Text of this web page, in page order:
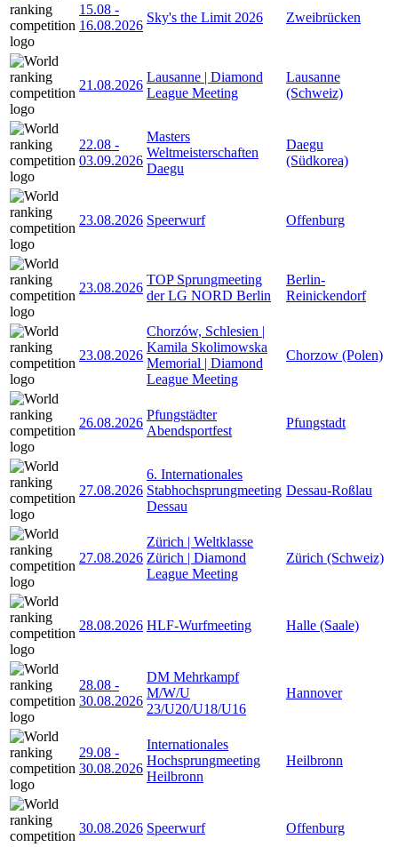
15.08 -
16.08.2026
Sky's the Limit 2026 Zweibrücken
21.08.2026
Lausanne | Diamond
League Meeting
Lausanne
(Schweiz)
22.08 -
03.09.2026
Masters
Weltmeisterschaften
Daegu
Daegu
(Südkorea)
23.08.2026 Speerwurf Offenburg
23.08.2026
TOP Sprungmeeting
der LG NORD Berlin
Berlin-
Reinickendorf
23.08.2026
Chorzów, Schlesien |
Kamila Skolimowska
Memorial | Diamond
League Meeting
Chorzow (Polen)
26.08.2026
Pfungstädter
Abendsportfest
Pfungstadt
27.08.2026
6. Internationales
Stabhochsprungmeeting
Dessau
Dessau-Roßlau
27.08.2026
Zürich | Weltklasse
Zürich | Diamond
League Meeting
Zürich (Schweiz)
28.08.2026 HLF-Wurfmeeting Halle (Saale)
28.08 -
30.08.2026
DM Mehrkampf
M/W/U
23/U20/U18/U16
Hannover
29.08 -
30.08.2026
Internationales
Hochsprungmeeting
Heilbronn
Heilbronn
30.08.2026 Speerwurf Offenburg